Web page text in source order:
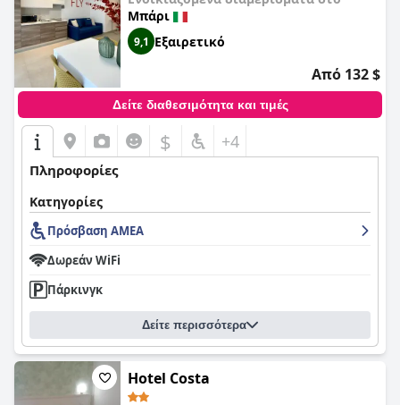
Μπάρι
9,1 Εξαιρετικό
Από 132 $
Δείτε διαθεσιμότητα και τιμές
$ +4
Πληροφορίες
Κατηγορίες
Πρόσβαση ΑΜΕΑ
Δωρεάν WiFi
Πάρκινγκ
Δείτε περισσότερα
Hotel Costa